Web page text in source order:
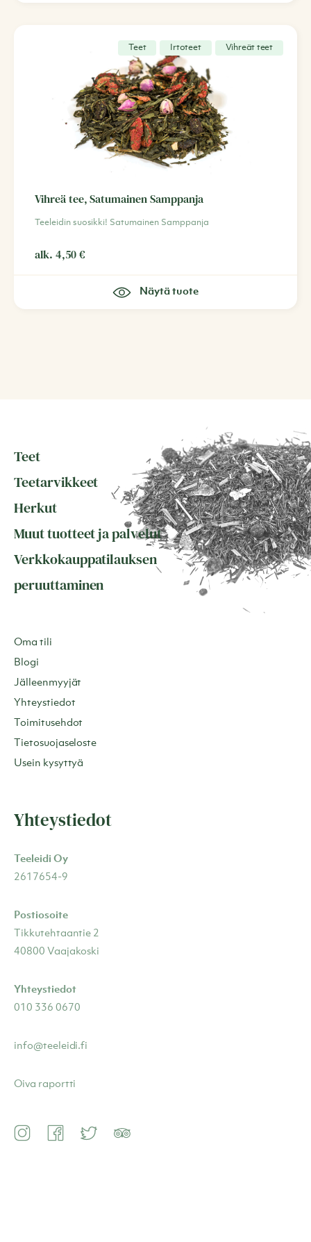
Teet Irtoteet Vihreät teet
Vihreä tee, Satumainen Samppanja
Teeleidin suosikki! Satumainen Samppanja
alk. 4,50€
Näytä tuote
Teet
Teetarvikkeet
Herkut
Muut tuotteet ja palvelut
Verkkokauppatilauksen
peruuttaminen
Oma tili
Blogi
Jälleenmyyjät
Yhteystiedot
Toimitusehdot
Tietosuojaseloste
Usein kysyttyä
Yhteystiedot
Teeleidi Oy
2617654-9
Postiosoite
Tikkutehtaantie 2
40800 Vaajakoski
Yhteystiedot
010 336 0670
info@teeleidi.fi
Oiva raportti
InstagramFacebookTwitter TripAdvisor